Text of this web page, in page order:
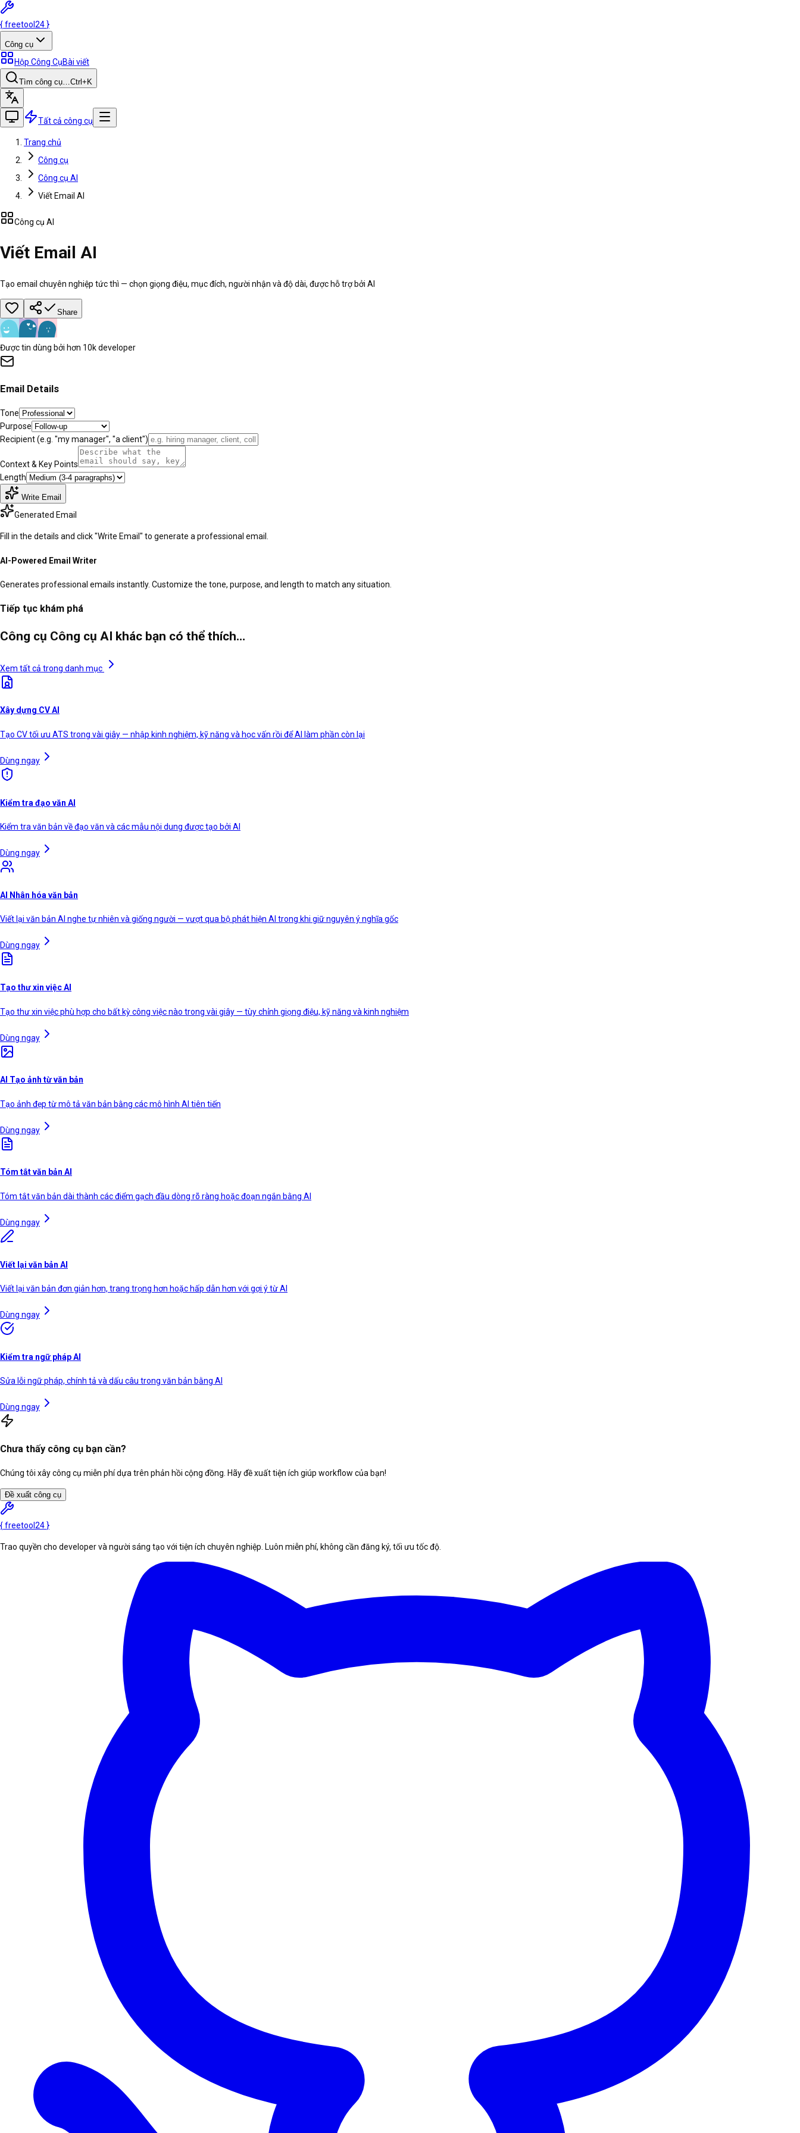
{freetool 24 }
Công cụ
Hộp Công CụBài viết
Tìm công cụ…Ctrl +K
Tất cả công cụ
Trang chủ
Công cụ
Công cụ AI
Viết Email AI
Công cụ AI
Viết Email AI
Tạo email chuyên nghiệp tức thì — chọn giọng điệu, mục đích, người nhận và độ dài, được hỗ trợ bởi AI
Share
Được tin dùng bởi hơn 10k developer
Email Details
Tone
Purpose
Recipient (e.g. "my manager", "a client")
Context & Key Points
Length
Write Email
Generated Email
Fill in the details and click "Write Email" to generate a professional email.
AI-Powered Email Writer
Generates professional emails instantly. Customize the tone, purpose, and length to match any situation.
Tiếp tục khám phá
Công cụ Công cụ AI khác bạn có thể thích…
Xem tất cả trong danh mục
Xây dựng CV AI
Tạo CV tối ưu ATS trong vài giây — nhập kinh nghiệm, kỹ năng và học vấn rồi để AI làm phần còn lại
Dùng ngay
Kiểm tra đạo văn AI
Kiểm tra văn bản về đạo văn và các mẫu nội dung được tạo bởi AI
Dùng ngay
AI Nhân hóa văn bản
Viết lại văn bản AI nghe tự nhiên và giống người — vượt qua bộ phát hiện AI trong khi giữ nguyên ý nghĩa gốc
Dùng ngay
Tạo thư xin việc AI
Tạo thư xin việc phù hợp cho bất kỳ công việc nào trong vài giây — tùy chỉnh giọng điệu, kỹ năng và kinh nghiệm
Dùng ngay
AI Tạo ảnh từ văn bản
Tạo ảnh đẹp từ mô tả văn bản bằng các mô hình AI tiên tiến
Dùng ngay
Tóm tắt văn bản AI
Tóm tắt văn bản dài thành các điểm gạch đầu dòng rõ ràng hoặc đoạn ngắn bằng AI
Dùng ngay
Viết lại văn bản AI
Viết lại văn bản đơn giản hơn, trang trọng hơn hoặc hấp dẫn hơn với gợi ý từ AI
Dùng ngay
Kiểm tra ngữ pháp AI
Sửa lỗi ngữ pháp, chính tả và dấu câu trong văn bản bằng AI
Dùng ngay
Chưa thấy công cụ bạn cần?
Chúng tôi xây công cụ miễn phí dựa trên phản hồi cộng đồng. Hãy đề xuất tiện ích giúp workflow của bạn!
Đề xuất công cụ
{freetool 24 }
Trao quyền cho developer và người sáng tạo với tiện ích chuyên nghiệp. Luôn miễn phí, không cần đăng ký, tối ưu tốc độ.